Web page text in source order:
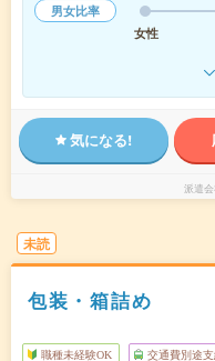
男女比率
女性
気になる!
派遣会
未読
包装・箱詰め
職種未経験OK 交通費別途支